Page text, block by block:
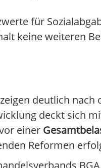
für
keine weiteren
deutlich nach
deckt sich
einer
Reformen